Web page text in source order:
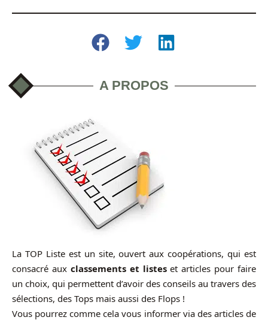
A PROPOS
La TOP Liste est un site, ouvert aux coopérations, qui est
consacré aux classements et listeset articles pour faire
un choix, qui permettent d’avoir des conseils au travers des
sélections, des Tops mais aussi des Flops !
Vous pourrez comme cela vous informer via des articles de